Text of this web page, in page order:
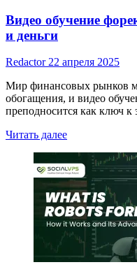
Видео обучение
и деньги
Redactor 22 апреля 2025
Мир финансовых рынков
обогащения, и видео
преподносится как ключ к
Читать далееRead
about
Видео
обучение
форекс:
стоит
ли
тратить
время
и